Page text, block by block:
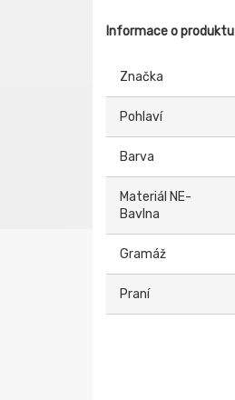
Informace o produktu
Značka
Pohlaví
Barva
Materiál NE-
Bavlna
Gramáž
Praní